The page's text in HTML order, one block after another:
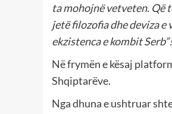
ta mohojnë vetveten.
jetë filozofia dhe deviza e
ekzistenca e kombit Serb”!
Në frymën e kësaj
Shqiptarëve.
Nga dhuna e ushtruar